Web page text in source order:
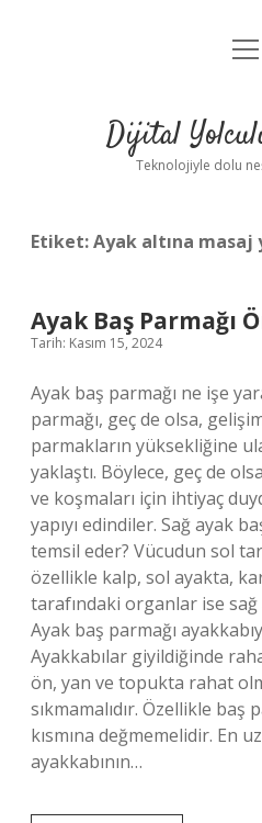
Yasal
Dijital
Teknolojiyle dolu
Etiket:Ayak altına
Ayak Baş Parmağı
Tarih: Kasım 15, 2024
Ayak baş parmağı ne işe
parmağı, geç de olsa,
parmakların yüksekliğine
yaklaştı. Böylece, geç de
ve koşmaları için ihtiyaç
yapıyı edindiler. Sağ ayak
temsil eder? Vücudun sol
özellikle kalp, sol ayakta,
tarafındaki organlar ise
Ayak baş parmağı
Ayakkabılar giyildiğinde
ön, yan ve topukta rahat
sıkmamalıdır. Özellikle baş
kısmına değmemelidir. En
ayakkabının…